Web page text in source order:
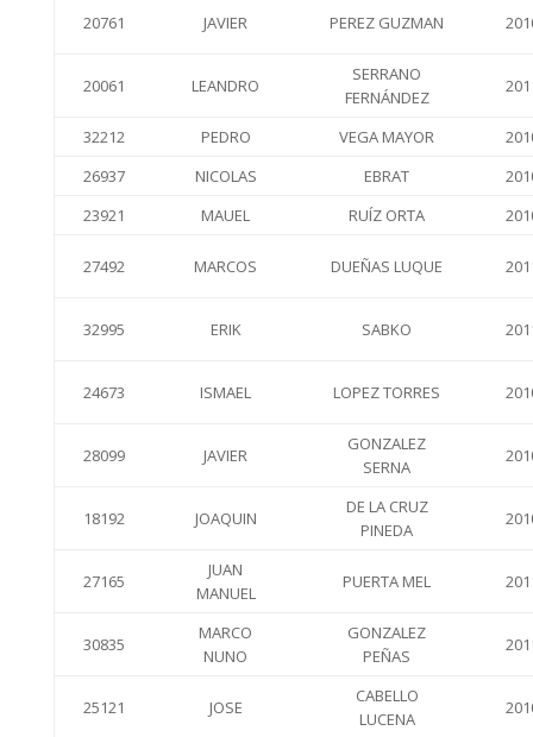
20761 JAVIER PEREZ GUZMAN
20061 LEANDRO
SERRANO
FERNÁNDEZ
32212 PEDRO VEGA MAYOR
26937
NICOLAS EBRAT
23921
MAUEL RUÍZ ORTA
27492 MARCOS DUEÑAS LUQUE
32995 ERIK SABKO
24673 ISMAEL LOPEZ TORRES
28099 JAVIER
GONZALEZ
SERNA
18192 JOAQUIN
DE LA CRUZ
PINEDA
27165
JUAN
MANUEL
PUERTA MEL
30835
MARCO
NUNO
GONZALEZ
PEÑAS
25121 JOSE
CABELLO
LUCENA